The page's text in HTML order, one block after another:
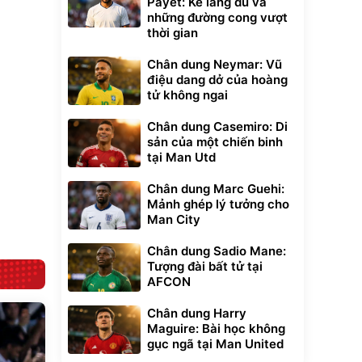
cầm
áp
Bạt phủ xe ô tô
cao cấp, tráng
nhôm 03 lớp
392.000
325.000đ
Đã bán nhiều
Xe đạp điện trợ
lực G-Force C14
tiện lợi
7.092.000đ
Đang xem nhiều
G-FORCE VIETNA
những đường cong vượt
thời gian
Chân dung Neymar: Vũ
điệu dang dở của hoàng
tử không ngai
Chân dung Casemiro: Di
sản của một chiến binh
tại Man Utd
Chân dung Marc Guehi:
Mảnh ghép lý tưởng cho
Man City
Chân dung Sadio Mane:
Tượng đài bất tử tại
AFCON
Chân dung Harry
Maguire: Bài học không
gục ngã tại Man United